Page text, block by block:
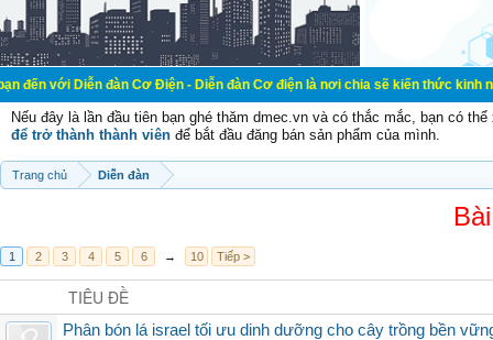
đàn Cơ Điện - Diễn đàn Cơ điện là nơi chia sẽ kiến thức kinh nghiệm
Nếu đây là lần đầu tiên bạn ghé thăm dmec.vn và có thắc mắc, bạn có
để trở thành thành viên để bắt đầu đăng bán sản phẩm của mình.
Trang chủ Diễn đàn
1 2 3 4 5 6 → 10 Tiếp >
TIÊU ĐỀ
Phân bón lá israel tối ưu dinh dưỡng cho cây trồng bền